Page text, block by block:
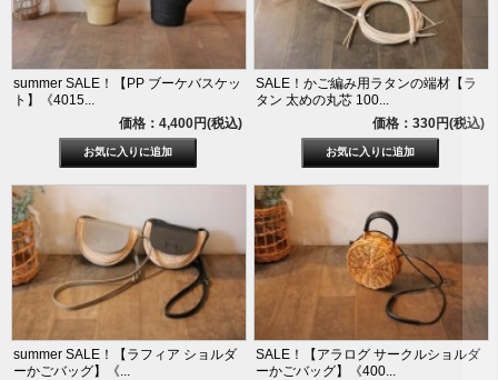
summer SALE！【PP ブーケバスケッ
ト】《4015...
価格：4,400円(税込)
SALE！かご編み用ラタンの端材【ラ
タン 太めの丸芯 100...
価格：330円(税込)
summer SALE！【ラフィア ショルダ
ーかごバッグ】《...
SALE！【アラログ サークルショルダ
ーかごバッグ】《400...